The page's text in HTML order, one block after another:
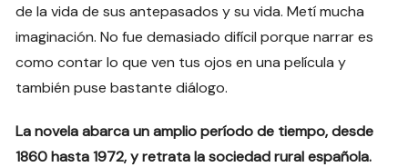
de la vida de sus antepasados y su vida. Metí mucha
imaginación. No fue demasiado difícil porque narrar es
como contar lo que ven tus ojos en una película y
también puse bastante diálogo.
La novela abarca un amplio período de tiempo, desde
1860 hasta 1972, y retrata la sociedad rural española.